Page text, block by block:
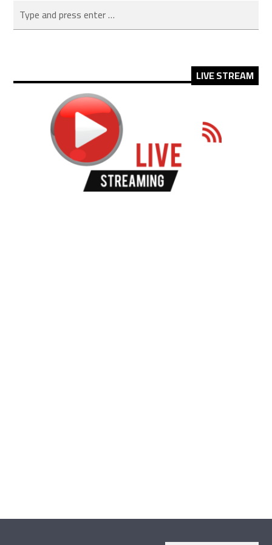
LIVE STREAM